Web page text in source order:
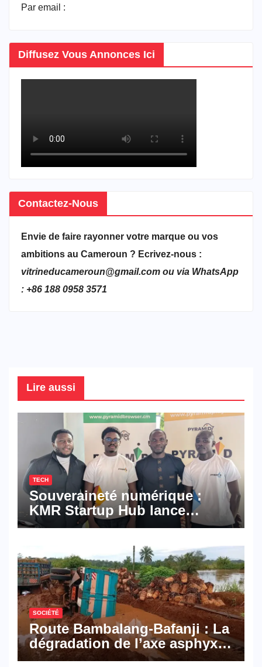
Par email :
Diffusez Vous Annonces Ici
Contactez-Nous
Envie de faire rayonner votre marque ou vos
ambitions au Cameroun ? Ecrivez-nous :
vitrineducameroun@gmail.com ou via WhatsApp
: +86 188 0958 3571
Lire aussi
TECH
Souveraineté numérique :
KMR Startup Hub lance
Pyramid Browser et Pyramid
numériques made in
Cameroon
SOCIÉTÉ
Route Bambalang-Bafanji : La
dégradation de l’axe asphyxie
les activités économiques